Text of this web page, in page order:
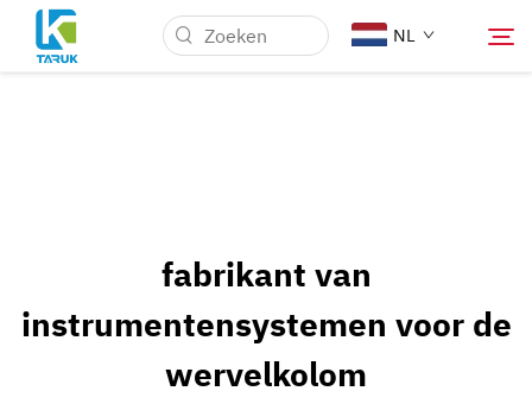
NL
Nieuws & Evenementen
fabrikant van
instrumentensystemen voor de
wervelkolom